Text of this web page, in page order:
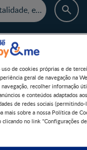
de cookies próprias e de
geral de navegação na
recolher informação
e conteúdos adaptados
de redes sociais
sobre a nossa Política de
no link "Configurações